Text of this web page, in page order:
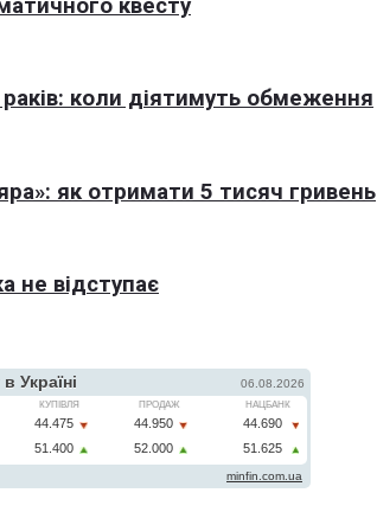
квесту
коли діятимуть обмеження
як отримати 5 тисяч гривень
не відступає